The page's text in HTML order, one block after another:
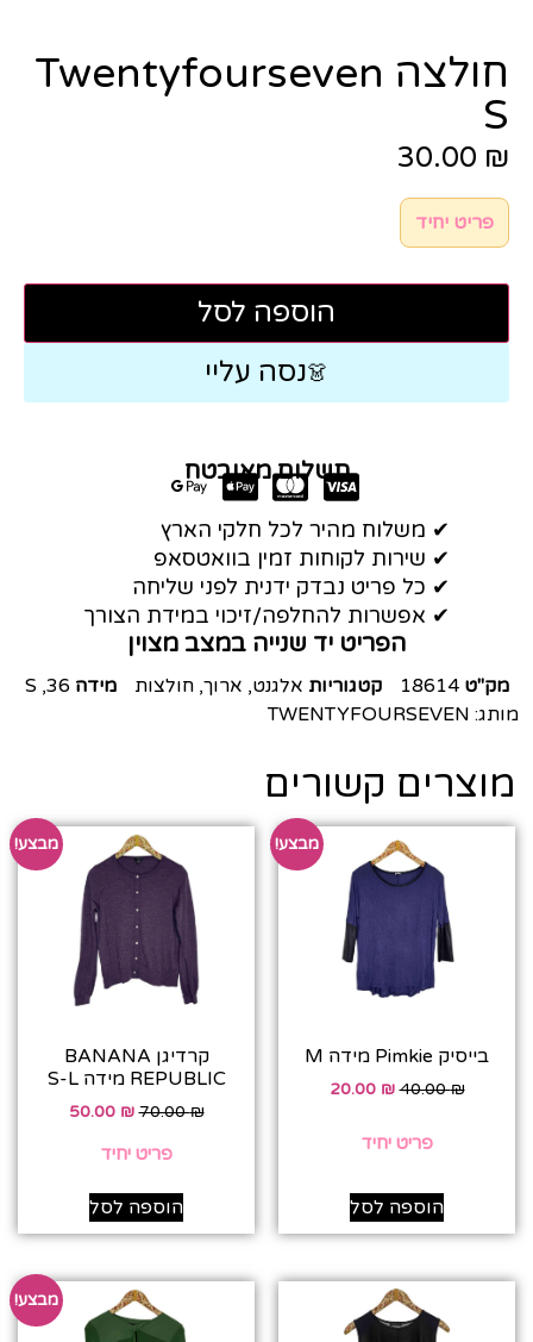
חולצה Twentyfourseven
S
30.00 ₪
פריט יחיד
הוספה לסל
👗נסה עליי
תשלום מאובטח
✔ משלוח מהיר לכל חלקי הארץ
✔ שירות לקוחות זמין בוואטסאפ
✔ כל פריט נבדק ידנית לפני שליחה
✔ אפשרות להחלפה/זיכוי במידת הצורך
הפריט יד שנייה במצב מצוין
מק"ט 18614 קטגוריות אלגנט, ארוך, חולצות מידה 36
,
S
מותג: TWENTYFOURSEVEN
מוצרים קשורים
מבצע!
בייסיק Pimkie מידה M
40.00₪
20.00 ₪
פריט יחיד
הוספה לסל
מבצע!
קרדיגן BANANA
REPUBLIC מידה S-L
70.00₪
50.00 ₪
פריט יחיד
הוספה לסל
מבצע!